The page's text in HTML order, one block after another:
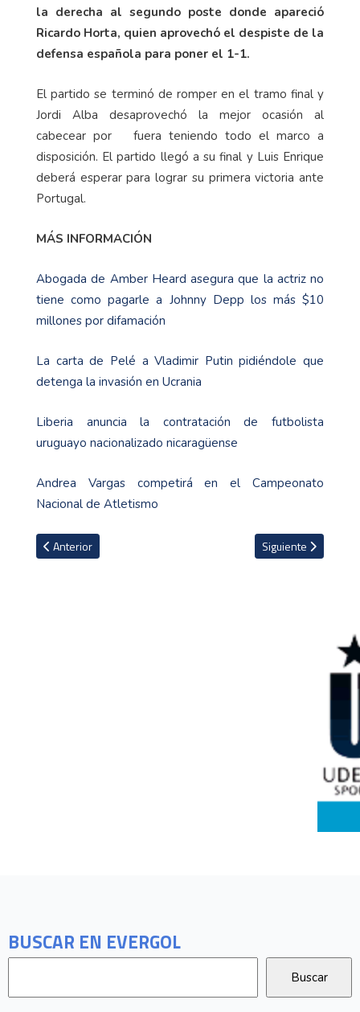
BUSCAR EN EVERGOL
la derecha al segundo poste donde apareció
Ricardo Horta, quien aprovechó el despiste de la
defensa española para poner el 1-1.
El partido se terminó de romper en el tramo final y
Jordi Alba desaprovechó la mejor ocasión al
cabecear por fuera teniendo todo el marco a
disposición. El partido llegó a su final y Luis Enrique
deberá esperar para lograr su primera victoria ante
Portugal.
MÁS INFORMACIÓN
Abogada de Amber Heard asegura que la actriz no
tiene como pagarle a Johnny Depp los más $10
millones por difamación
La carta de Pelé a Vladimir Putin pidiéndole que
detenga la invasión en Ucrania
Liberia anuncia la contratación de futbolista
uruguayo nacionalizado nicaragüense
Andrea Vargas competirá en el Campeonato
Nacional de Atletismo
Artículo anterior: Salah sobre la Champions: "Daría todos los
Anterior Artículo siguiente:
Siguiente